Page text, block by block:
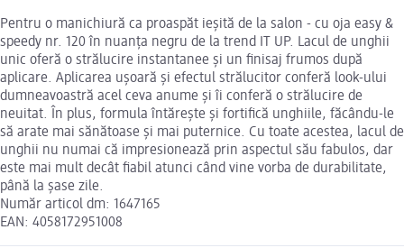
Pentru o manichiură ca proaspăt ieșită de la salon - cu oja easy &
speedy nr. 120 în nuanța negru de la trend IT UP. Lacul de unghii
unic oferă o strălucire instantanee și un finisaj frumos după
aplicare. Aplicarea ușoară și efectul strălucitor conferă look-ului
dumneavoastră acel ceva anume și îi conferă o strălucire de
neuitat. În plus, formula întărește și fortifică unghiile, făcându-le
să arate mai sănătoase și mai puternice. Cu toate acestea, lacul de
unghii nu numai că impresionează prin aspectul său fabulos, dar
este mai mult decât fiabil atunci când vine vorba de durabilitate,
până la șase zile.
Număr articol dm: 1647165
EAN: 4058172951008